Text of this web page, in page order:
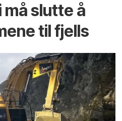
må slutte å
til fjells